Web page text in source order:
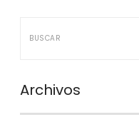
Archivos